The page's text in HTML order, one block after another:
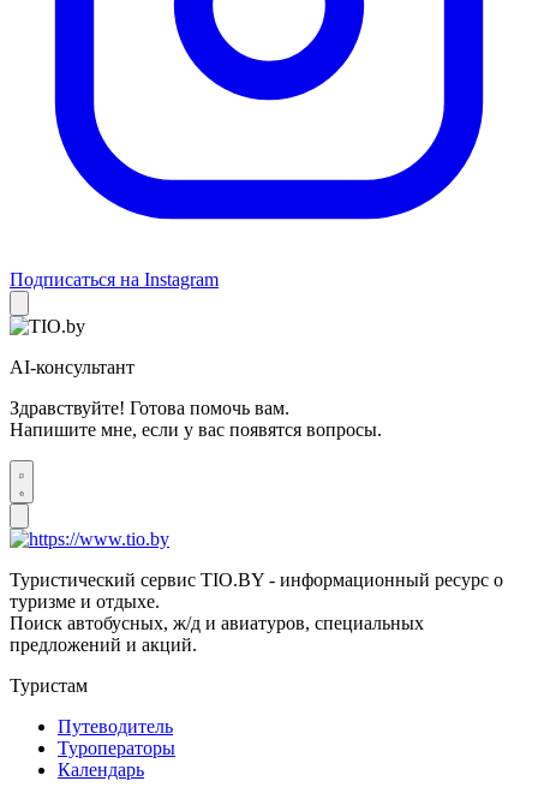
Подписаться на Instagram
AI-консультант
Здравствуйте! Готова помочь вам.
Напишите мне, если у вас появятся вопросы.
Туристический сервис TIO.BY - информационный ресурс о
туризме и отдыхе.
Поиск автобусных, ж/д и авиатуров, специальных
предложений и акций.
Туристам
Путеводитель
Туроператоры
Календарь